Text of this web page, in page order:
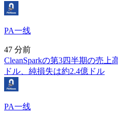
PA一线
47 分前
CleanSparkの第3四半期の売上
ドル、純損失は約2.4億ドル
PA一线